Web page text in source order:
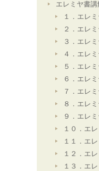
エレミヤ書講
１．エレ
２．エレ
３．エレ
４．エレ
５．エレ
６．エレ
７．エレ
８．エレ
９．エレ
１０．エ
１１．エ
１２．エ
１３．エ